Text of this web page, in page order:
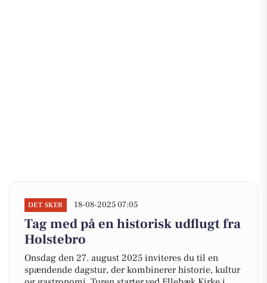
DET SKER 18-08-2025 07:05
Tag med på en historisk udflugt fra
Holstebro
Onsdag den 27. august 2025 inviteres du til en
spændende dagstur, der kombinerer historie, kultur